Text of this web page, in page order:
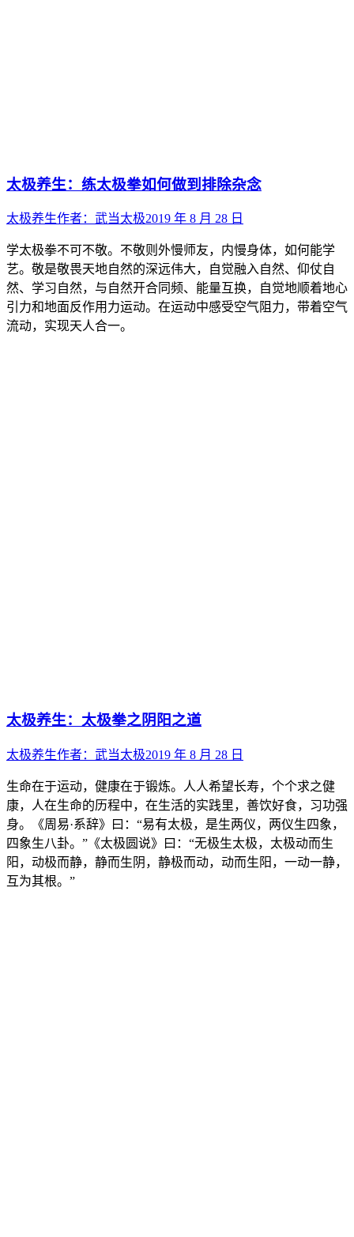
太极养生：练太极拳如何做到排除杂念
太极养生作者： 武当太极2019 年 8 月 28 日
学太极拳不可不敬。不敬则外慢师友，内慢身体，如何能学
艺。敬是敬畏天地自然的深远伟大，自觉融入自然、仰仗自
然、学习自然，与自然开合同频、能量互换，自觉地顺着地心
引力和地面反作用力运动。在运动中感受空气阻力，带着空气
流动，实现天人合一。
太极养生：太极拳之阴阳之道
太极养生作者： 武当太极2019 年 8 月 28 日
生命在于运动，健康在于锻炼。人人希望长寿，个个求之健
康，人在生命的历程中，在生活的实践里，善饮好食，习功强
身。《周易·系辞》曰：“易有太极，是生两仪，两仪生四象，
四象生八卦。”《太极圆说》曰：“无极生太极，太极动而生
阳，动极而静，静而生阴，静极而动，动而生阳，一动一静，
互为其根。”